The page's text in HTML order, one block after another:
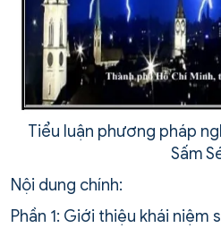
Tiểu luận phương pháp
Sấm
Nội dung chính:
Phần 1: Giới thiệu khái niệm